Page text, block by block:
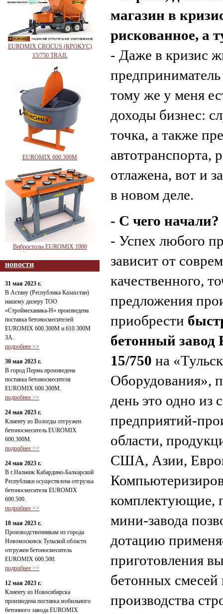
EUROMIX CROCUS (КРОКУС)
15/750 TRAIL
EUROMIX 600.300М
Вибростолы EUROMIX 1000
новости
31 мая 2023 г.
В Астану (Республика Казахстан)
нашему дилеру ТОО
«Строймеханика-Н» произведена
поставка бетоносмесителей
EUROMIX 600.300М и 610.300М
ЗА.
подробнее >>
30 мая 2023 г.
В город Пермь произведена
поставка бетоносмесителя
EUROMIX 600.300М.
подробнее >>
24 мая 2023 г.
Клиенту из Вологды отгружен
бетоносмеситель EUROMIX
600.300М.
подробнее >>
24 мая 2023 г.
В г.Нальчик Кабардино-Балкарской
Республики осуществлена отгрузка
бетоносмесителя EUROMIX
600.500.
подробнее >>
18 мая 2023 г.
Производственникам из города
Новомосковск Тульской области
отгружен бетоносмеситель
EUROMIX 600.500.
подробнее >>
12 мая 2023 г.
Клиенту из Новосибирска
произведена поставка мобильного
бетонного завода EUROMIX
магазин в
рискованное, а
- Даже в кризис
тому же у меня
доходы бизнес:
точка, а также
автотранспорта,
отлажена, вот и
в новом деле.
- С чего начали?
- Успех любого
зависит от
качественного,
предложения
приобрести
бетонный
15/750 на
Оборудования»,
день это одно из
предприятий-
области,
США, Азии,
комплектующие,
мини-завода
дотацию
приготовления
бетонных смесей
производства